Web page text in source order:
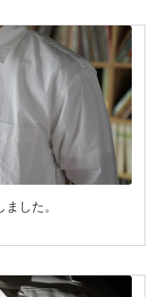
した。